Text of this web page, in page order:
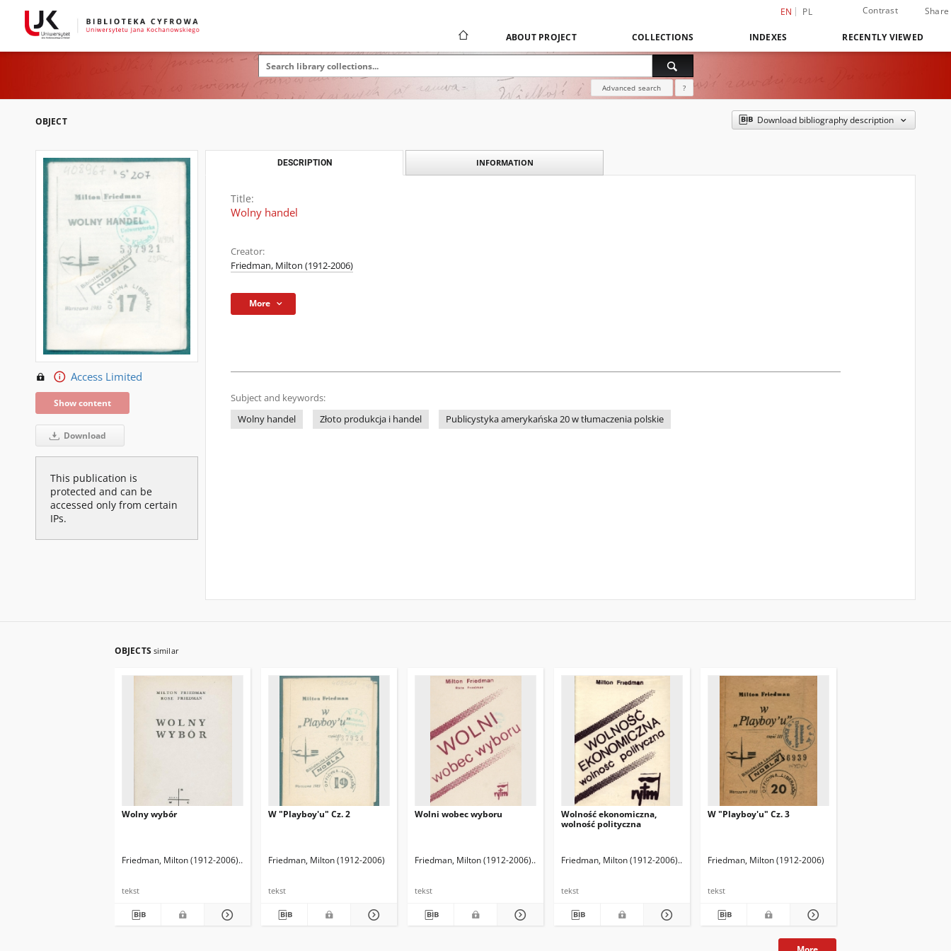
EN PL Contrast Share
ABOUT PROJECT COLLECTIONS INDEXES RECENTLY VIEWED
Advanced search ?
OBJECT Download bibliography description
Access Limited
Show content
Download
This publication is
protected and can be
accessed only from certain
IPs.
DESCRIPTION INFORMATION
Title:
Wolny handel
Creator:
Friedman, Milton (1912-2006)
More
Subject and keywords:
Wolny handel
Złoto produkcja i handel Publicystyka amerykańska 20 w tłumaczenia polskie
OBJECTS similar
Wolny wybór
Friedman, Milton (1912-2006) Friedman, Rose D. Kwaśniewski, Jacek. Tł.
tekst
W "Playboy'u" Cz. 2
Friedman, Milton (1912-2006)
tekst
Wolni wobec wyboru
Friedman, Milton (1912-2006) Friedman, Rose D.
tekst
Wolność ekonomiczna,
wolność polityczna
Friedman, Milton (1912-2006) Friedman, Rose D. Oprac.
tekst
W "Playboy'u" Cz. 3
Friedman, Milton (1912-2006)
tekst